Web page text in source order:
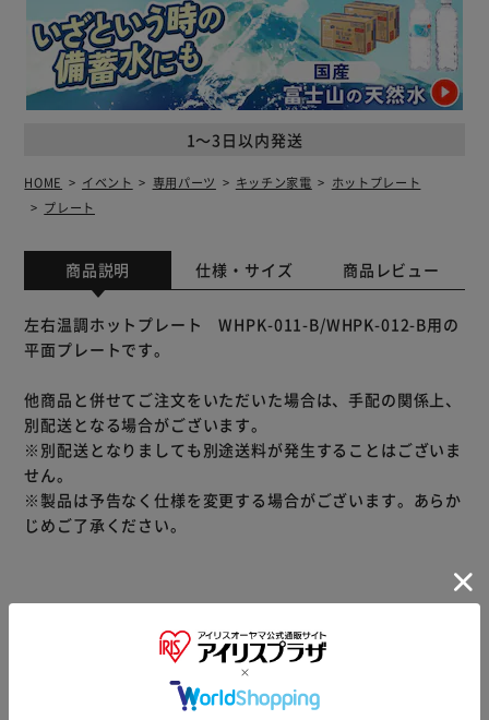
1～3日以内発送
HOME イベント 専用パーツ キッチン家電
ホットプレート
プレート
商品説明 仕様・サイズ 商品レビュー
左右温調ホットプレート WHPK-011-B/WHPK-012-B用の
平面プレートです。
他商品と併せてご注文をいただいた場合は、手配の関係上、
別配送となる場合がございます。
※別配送となりましても別途送料が発生することはございま
せん。
※製品は予告なく仕様を変更する場合がございます。あらか
じめご了承ください。
▼ 食品・飲料おすすめ ▼